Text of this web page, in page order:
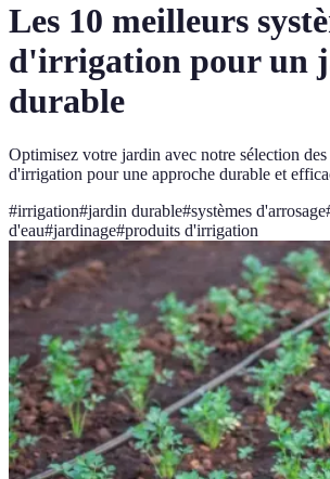
Les 10 meilleurs
d'irrigation pour un
durable
Optimisez votre jardin avec notre sélection
d'irrigation pour une approche durable et
#irrigation#jardin durable#systèmes d'arrosage
d'eau#jardinage#produits d'irrigation